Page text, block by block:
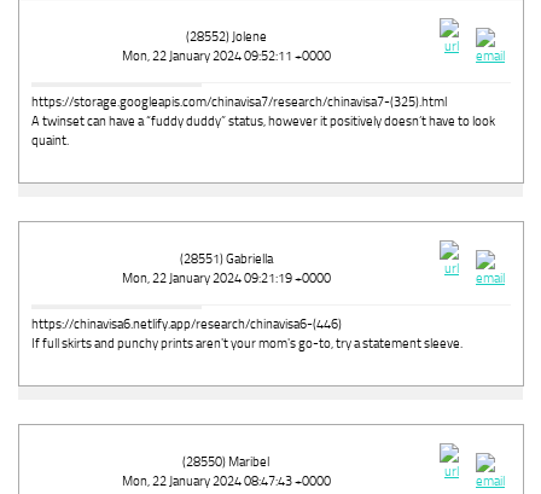
(28552) Jolene
Mon, 22 January 2024 09:52:11 +0000
https://storage.googleapis.com/chinavisa7/research/chinavisa7-(325).html
A twinset can have a “fuddy duddy” status, however it positively doesn’t have to look
quaint.
(28551) Gabriella
Mon, 22 January 2024 09:21:19 +0000
https://chinavisa6.netlify.app/research/chinavisa6-(446)
If full skirts and punchy prints aren't your mom's go-to, try a statement sleeve.
(28550) Maribel
Mon, 22 January 2024 08:47:43 +0000